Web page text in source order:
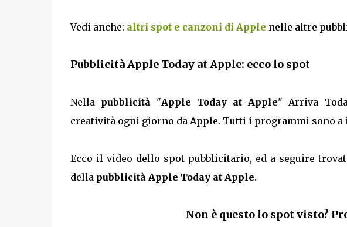
Vedi anche: altri spot e canzoni di Apple nelle altre
Pubblicità Apple Today at Apple: ecco lo spot
Nella pubblicità"Apple Today at Apple" Arriva
creatività ogni giorno da Apple. Tutti i programmi sono a
Ecco il video dello spot pubblicitario, ed a seguire
della pubblicità Apple Today at Apple.
Non è questo lo spot visto?